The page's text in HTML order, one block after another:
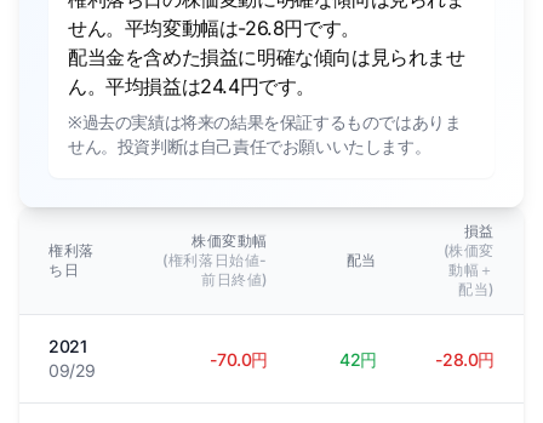
せん。平均変動幅は-26.8円です。
配当金を含めた損益に明確な傾向は見られませ
ん。平均損益は24.4円です。
※過去の実績は将来の結果を保証するものではありま
せん。投資判断は自己責任でお願いいたします。
権利落
ち日
株価変動幅
(権利落日始値-
前日終値)
配当
損益
(株価変
動幅＋
配当)
2021
09/29
-70.0円 42円 -28.0円